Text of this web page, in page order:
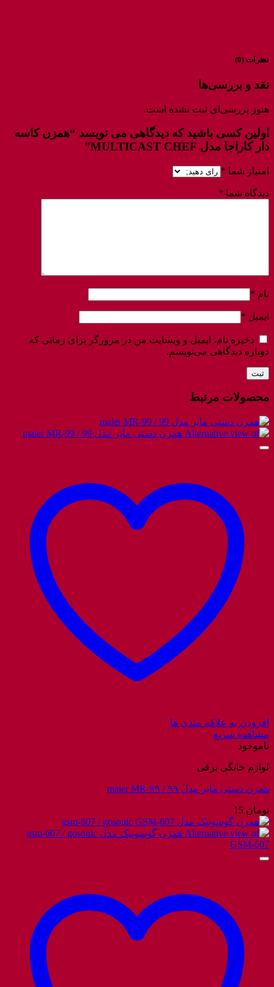
نظرات (0)
نقد و بررسی‌ها
هنوز بررسی‌ای ثبت نشده است.
اولین کسی باشید که دیدگاهی می نویسد “همزن کاسه
دار کاراجا مدل MULTICAST CHEF”
امتیاز شما *
دیدگاه شما *
نام *
ایمیل *
ذخیره نام، ایمیل و وبسایت من در مرورگر برای زمانی که
دوباره دیدگاهی می‌نویسم.
محصولات مرتبط
افزودن به علاقه مندی ها
مشاهده سریع
ناموجود
لوازم خانگی برقی
همزن دستی مایر مدل ۹۹ / maier MR-۹۹
تومان